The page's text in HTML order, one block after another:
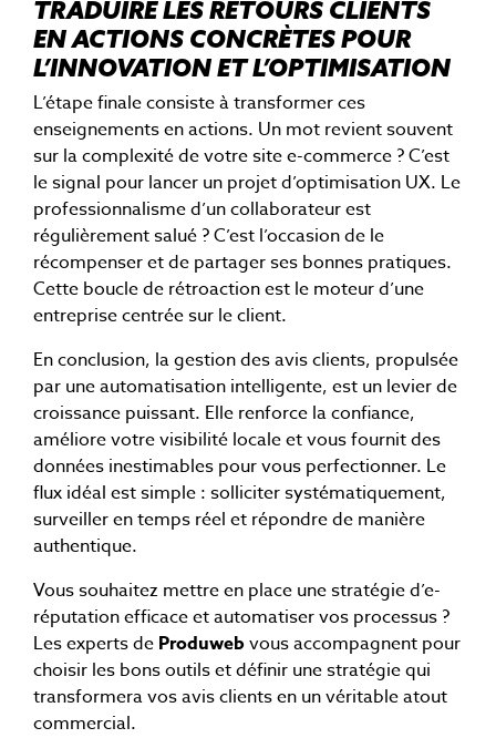
TRADUIRE LES RETOURS CLIENTS
EN ACTIONS CONCRÈTES POUR
L’INNOVATION ET L’OPTIMISATION
L’étape finale consiste à transformer ces
enseignements en actions. Un mot revient souvent
sur la complexité de votre site e-commerce ? C’est
le signal pour lancer un projet d’optimisation UX. Le
professionnalisme d’un collaborateur est
régulièrement salué ? C’est l’occasion de le
récompenser et de partager ses bonnes pratiques.
Cette boucle de rétroaction est le moteur d’une
entreprise centrée sur le client.
En conclusion, la gestion des avis clients, propulsée
par une automatisation intelligente, est un levier de
croissance puissant. Elle renforce la confiance,
améliore votre visibilité locale et vous fournit des
données inestimables pour vous perfectionner. Le
flux idéal est simple : solliciter systématiquement,
surveiller en temps réel et répondre de manière
authentique.
Vous souhaitez mettre en place une stratégie d’e-
réputation efficace et automatiser vos processus ?
Les experts de Produweb vous accompagnent pour
choisir les bons outils et définir une stratégie qui
transformera vos avis clients en un véritable atout
commercial.